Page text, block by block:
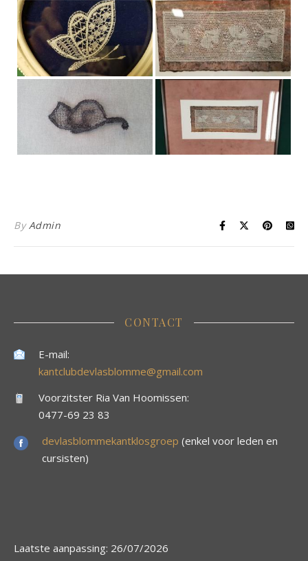
ByAdmin
CONTACT
E-mail:
kantclubdevlasblomme@gmail.com
Voorzitster Ria Van Hoomissen:
0477-69 23 83
devlasblommekantklosgroep (enkel voor leden en
cursisten)
Laatste aanpassing: 26/07/2026